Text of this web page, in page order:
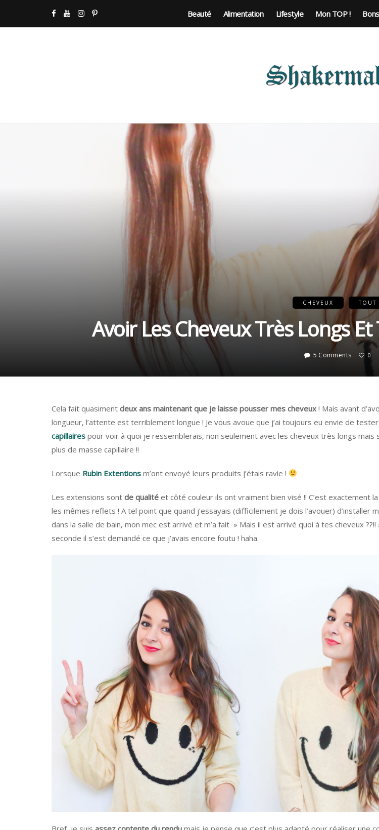
Beauté Alimentation Lifestyle Mon TOP !
CHEVEUX TOUT
Avoir Les Cheveux Très Longs Et
5 Comments 0
Cela fait quasiment deux ans maintenant que je laisse pousser mes cheveux ! Mais avant
longueur, l’attente est terriblement longue ! Je vous avoue que j’ai toujours eu envie de
capillaires pour voir à quoi je ressemblerais, non seulement avec les cheveux très longs mais
plus de masse capillaire !!
Lorsque Rubin Extentions m’ont envoyé leurs produits j’étais ravie !
Les extensions sont de qualité et côté couleur ils ont vraiment bien visé !! C’est exactement
les mêmes reflets ! A tel point que quand j’essayais (difficilement je dois l’avouer) d’installer
dans la salle de bain, mon mec est arrivé et m’a fait » Mais il est arrivé quoi à tes cheveux ??!!
seconde il s’est demandé ce que j’avais encore foutu ! haha